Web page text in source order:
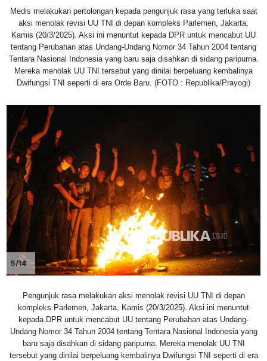
Medis melakukan pertolongan kepada pengunjuk rasa yang terluka saat
aksi menolak revisi UU TNI di depan kompleks Parlemen, Jakarta,
Kamis (20/3/2025). Aksi ini menuntut kepada DPR untuk mencabut UU
tentang Perubahan atas Undang-Undang Nomor 34 Tahun 2004 tentang
Tentara Nasional Indonesia yang baru saja disahkan di sidang paripurna.
Mereka menolak UU TNI tersebut yang dinilai berpeluang kembalinya
Dwifungsi TNI seperti di era Orde Baru. (FOTO : Republika/Prayogi)
5/14
Pengunjuk rasa melakukan aksi menolak revisi UU TNI di depan
kompleks Parlemen, Jakarta, Kamis (20/3/2025). Aksi ini menuntut
kepada DPR untuk mencabut UU tentang Perubahan atas Undang-
Undang Nomor 34 Tahun 2004 tentang Tentara Nasional Indonesia yang
baru saja disahkan di sidang paripurna. Mereka menolak UU TNI
tersebut yang dinilai berpeluang kembalinya Dwifungsi TNI seperti di era